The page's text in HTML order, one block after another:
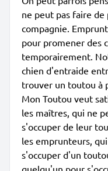
ne peut pas faire
compagnie.
pour promener des
temporairement.
chien d'entraide
trouver un toutou à
Mon Toutou veut
les maîtres, qui ne
s'occuper de leur
les emprunteurs,
s'occuper d'un
quelqu'un pour